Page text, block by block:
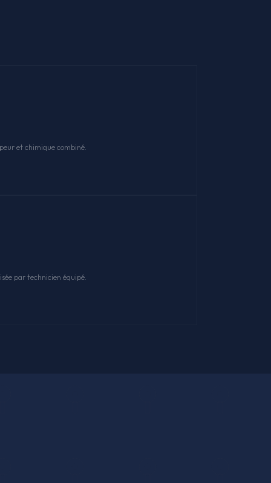
et chimique combiné.
par technicien équipé.